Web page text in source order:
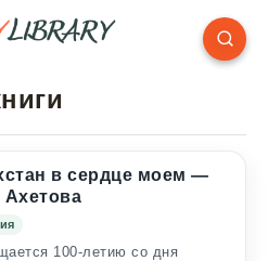
в сердце моем —
Ахетова
100-летию со дня